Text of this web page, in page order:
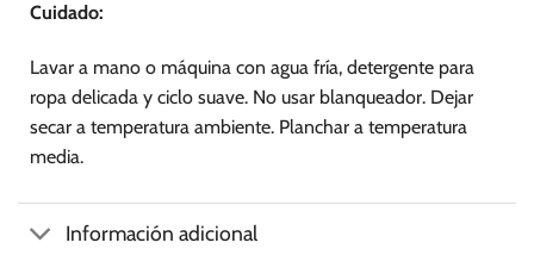
Cuidado:
Lavar a mano o máquina con agua fría, detergente para
ropa delicada y ciclo suave. No usar blanqueador. Dejar
secar a temperatura ambiente. Planchar a temperatura
media.
Información adicional